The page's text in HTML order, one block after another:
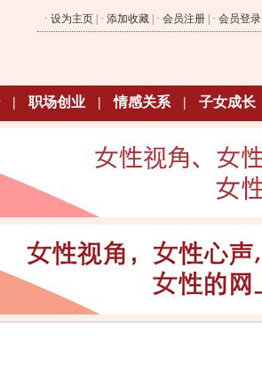
· 设为主页 | · 添加收藏 | · 会员注册 | · 会员登录
| 职场创业 | 情感关系 | 子女成长